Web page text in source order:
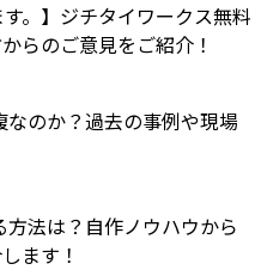
。】ジチタイワークス無料
らのご意見をご紹介！
のか？過去の事例や現場
法は？自作ノウハウから
ます！